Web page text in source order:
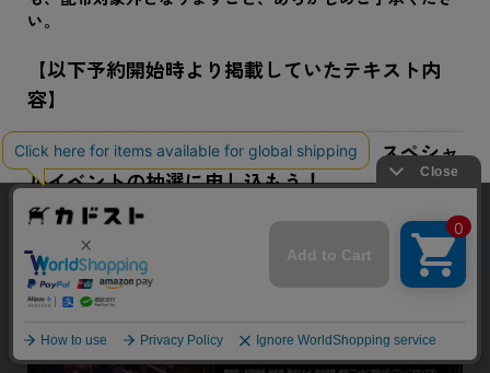
い。
【以下予約開始時より掲載していたテキスト内
容】
本商品を予約して『Echoes of Ainclad』スペシャ
ルイベントの抽選に申し込もう！
当サイトでは利用体験の向上およびコンテンツの最適な提供、ト
ラフィックの分析を目的としてCookieを使用しています。
サイトの閲覧を継続された場合、Cookieの利用に同意したことも
のといたします。
詳細については
承諾する